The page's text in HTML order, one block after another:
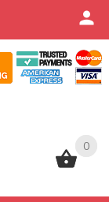
0
0